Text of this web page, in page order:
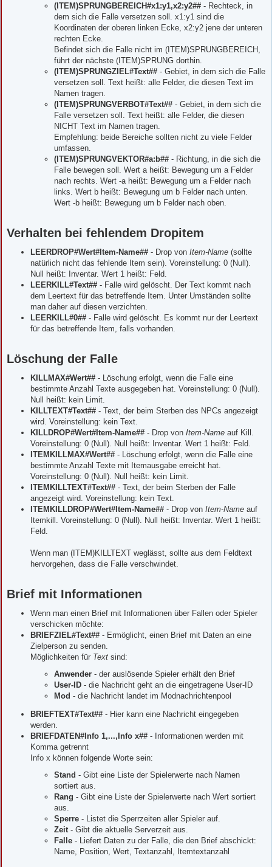
(ITEM)SPRUNGBEREICH#x1:y1,x2:y2## - Rechteck, in
dem sich die Falle versetzen soll. x1:y1 sind die
Koordinaten der oberen linken Ecke, x2:y2 jene der unteren
rechten Ecke.
Befindet sich die Falle nicht im (ITEM)SPRUNGBEREICH,
führt der nächste (ITEM)SPRUNG dorthin.
(ITEM)SPRUNGZIEL#Text## - Gebiet, in dem sich die Falle
versetzen soll. Text heißt: alle Felder, die diesen Text im
Namen tragen.
(ITEM)SPRUNGVERBOT#Text## - Gebiet, in dem sich die
Falle versetzen soll. Text heißt: alle Felder, die diesen
NICHT Text im Namen tragen.
Empfehlung: beide Bereiche sollten nicht zu viele Felder
umfassen.
(ITEM)SPRUNGVEKTOR#a:b## - Richtung, in die sich die
Falle bewegen soll. Wert a heißt: Bewegung um a Felder
nach rechts. Wert -a heißt: Bewegung um a Felder nach
links. Wert b heißt: Bewegung um b Felder nach unten.
Wert -b heißt: Bewegung um b Felder nach oben.
Verhalten bei fehlendem Dropitem
LEERDROP#Wert#Item-Name## - Drop von Item-Name (sollte
natürlich nicht das fehlende Item sein). Voreinstellung: 0 (Null).
Null heißt: Inventar. Wert 1 heißt: Feld.
LEERKILL#Text## - Falle wird gelöscht. Der Text kommt nach
dem Leertext für das betreffende Item. Unter Umständen sollte
man daher auf diesen verzichten.
LEERKILL#0## - Falle wird gelöscht. Es kommt nur der Leertext
für das betreffende Item, falls vorhanden.
Löschung der Falle
KILLMAX#Wert## - Löschung erfolgt, wenn die Falle eine
bestimmte Anzahl Texte ausgegeben hat. Voreinstellung: 0 (Null).
Null heißt: kein Limit.
KILLTEXT#Text## - Text, der beim Sterben des NPCs angezeigt
wird. Voreinstellung: kein Text.
KILLDROP#Wert#Item-Name## - Drop von Item-Name auf Kill.
Voreinstellung: 0 (Null). Null heißt: Inventar. Wert 1 heißt: Feld.
ITEMKILLMAX#Wert## - Löschung erfolgt, wenn die Falle eine
bestimmte Anzahl Texte mit Itemausgabe erreicht hat.
Voreinstellung: 0 (Null). Null heißt: kein Limit.
ITEMKILLTEXT#Text## - Text, der beim Sterben der Falle
angezeigt wird. Voreinstellung: kein Text.
ITEMKILLDROP#Wert#Item-Name## - Drop von Item-Name auf
Itemkill. Voreinstellung: 0 (Null). Null heißt: Inventar. Wert 1 heißt:
Feld.
Wenn man (ITEM)KILLTEXT weglässt, sollte aus dem Feldtext
hervorgehen, dass die Falle verschwindet.
Brief mit Informationen
Wenn man einen Brief mit Informationen über Fallen oder Spieler
verschicken möchte:
BRIEFZIEL#Text## - Ermöglicht, einen Brief mit Daten an eine
Zielperson zu senden.
Möglichkeiten für Text sind:
Anwender - der auslösende Spieler erhält den Brief
User-ID - die Nachricht geht an die eingetragene User-ID
Mod - die Nachricht landet im Modnachrichtenpool
BRIEFTEXT#Text## - Hier kann eine Nachricht eingegeben
werden.
BRIEFDATEN#Info 1,...,Info x## - Informationen werden mit
Komma getrennt
Info x können folgende Worte sein:
Stand - Gibt eine Liste der Spielerwerte nach Namen
sortiert aus.
Rang - Gibt eine Liste der Spielerwerte nach Wert sortiert
aus.
Sperre - Listet die Sperrzeiten aller Spieler auf.
Zeit- Gibt die aktuelle Serverzeit aus.
Falle - Liefert Daten zu der Falle, die den Brief abschickt:
Name, Position, Wert, Textanzahl, Itemtextanzahl